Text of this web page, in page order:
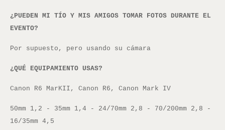
¿PUEDEN MI TÍO Y MIS AMIGOS TOMAR FOTOS DURANTE EL
EVENTO?
Por supuesto, pero usando su cámara
¿QUÉ EQUIPAMIENTO USAS?
Canon R6 MarKII, Canon R6, Canon Mark IV
50mm 1,2 - 35mm 1,4 - 24/70mm 2,8 - 70/200mm 2,8 -
16/35mm 4,5